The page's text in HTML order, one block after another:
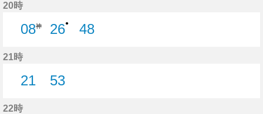
20時
08神
26●
48
21時
21
53
22時